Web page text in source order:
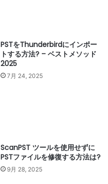
PSTをThunderbirdにインポー
トする方法? – ベストメソッド
2025
7月 24, 2025
ScanPST ツールを使用せずに
PSTファイルを修復する方法は?
9月 28, 2025